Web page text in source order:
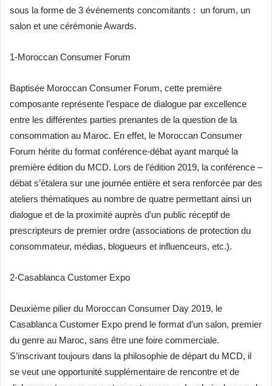
sous la forme de 3 évènements concomitants : un forum, un
salon et une cérémonie Awards.
1-Moroccan Consumer Forum
Baptisée Moroccan Consumer Forum, cette première
composante représente l’espace de dialogue par excellence
entre les différentes parties prenantes de la question de la
consommation au Maroc. En effet, le Moroccan Consumer
Forum hérite du format conférence-débat ayant marqué la
première édition du MCD. Lors de l’édition 2019, la conférence –
débat s’étalera sur une journée entière et sera renforcée par des
ateliers thématiques au nombre de quatre permettant ainsi un
dialogue et de la proximité auprès d’un public réceptif de
prescripteurs de premier ordre (associations de protection du
consommateur, médias, blogueurs et influenceurs, etc.).
2-Casablanca Customer Expo
Deuxième pilier du Moroccan Consumer Day 2019, le
Casablanca Customer Expo prend le format d’un salon, premier
du genre au Maroc, sans être une foire commerciale.
S’inscrivant toujours dans la philosophie de départ du MCD, il
se veut une opportunité supplémentaire de rencontre et de